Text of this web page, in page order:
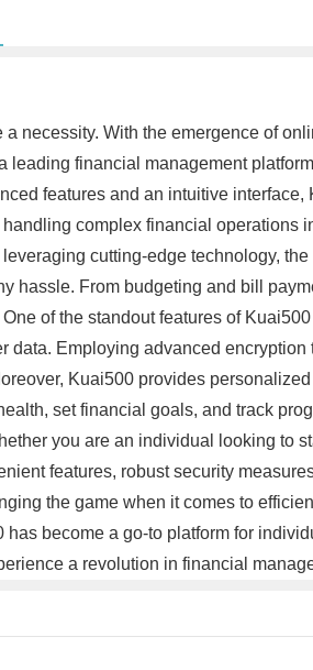
necessity. With the emergence of
financial management
features and an intuitive
complex financial operations
cutting-edge technology,
hassle. From budgeting and bill
of the standout features of
Employing advanced
Kuai500 provides
set financial goals, and track
you are an individual looking to
features, robust security
the game when it comes to
become a go-to platform for
a revolution in financial